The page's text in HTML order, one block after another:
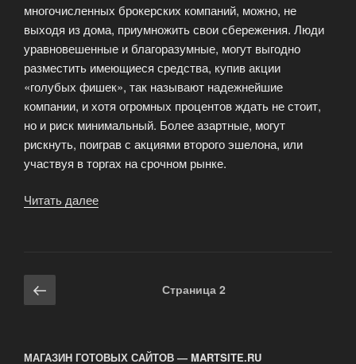
многочисленных брокерских компаний, можно, не
выходя из дома, приумножить свои сбережения. Люди
уравновешенные и благоразумные, могут выгодно
разместить имеющиеся средства, купив акции
«голубых фишек», так называют надежнейшие
компании, и хотя огромных процентов ждать не стоит,
но и риск минимальный. Более азартные, могут
рискнуть, поиграв с акциями второго эшелона, или
участвуя в торгах на срочном рынке.
Читать далее
Навигация
по
Предыдущая
страница
Страница 2
МАГАЗИН ГОТОВЫХ САЙТОВ — MARTSITE.RU